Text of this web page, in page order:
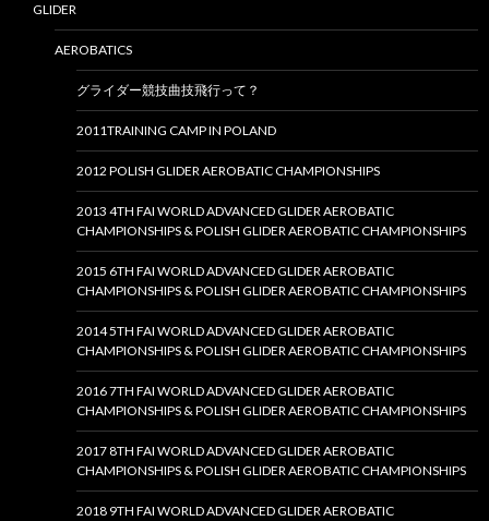
GLIDER
AEROBATICS
グライダー競技曲技飛行って？
2011TRAINING CAMP IN POLAND
2012 POLISH GLIDER AEROBATIC CHAMPIONSHIPS
2013 4TH FAI WORLD ADVANCED GLIDER AEROBATIC
CHAMPIONSHIPS & POLISH GLIDER AEROBATIC CHAMPIONSHIPS
2015 6TH FAI WORLD ADVANCED GLIDER AEROBATIC
CHAMPIONSHIPS & POLISH GLIDER AEROBATIC CHAMPIONSHIPS
2014 5TH FAI WORLD ADVANCED GLIDER AEROBATIC
CHAMPIONSHIPS & POLISH GLIDER AEROBATIC CHAMPIONSHIPS
2016 7TH FAI WORLD ADVANCED GLIDER AEROBATIC
CHAMPIONSHIPS & POLISH GLIDER AEROBATIC CHAMPIONSHIPS
2017 8TH FAI WORLD ADVANCED GLIDER AEROBATIC
CHAMPIONSHIPS & POLISH GLIDER AEROBATIC CHAMPIONSHIPS
2018 9TH FAI WORLD ADVANCED GLIDER AEROBATIC